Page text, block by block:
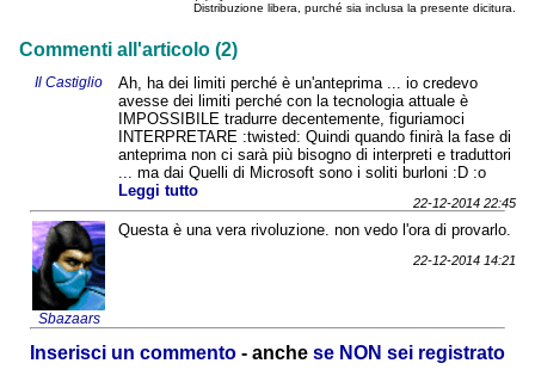
Distribuzione libera, purché sia inclusa la presente dicitura.
Commenti all'articolo (2)
Il Castiglio
Ah, ha dei limiti perché è un'anteprima ... io credevo
avesse dei limiti perché con la tecnologia attuale è
IMPOSSIBILE tradurre decentemente, figuriamoci
INTERPRETARE :twisted: Quindi quando finirà la fase di
anteprima non ci sarà più bisogno di interpreti e traduttori
... ma dai Quelli di Microsoft sono i soliti burloni :D :o
Leggi tutto
22-12-2014 22:45
Sbazaars
Questa è una vera rivoluzione. non vedo l'ora di provarlo.
22-12-2014 14:21
Inserisci un commento - anche se NON sei registrato